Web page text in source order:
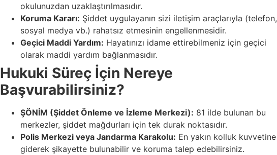
okulunuzdan uzaklaştırılmasıdır.
Koruma Kararı: Şiddet uygulayanın sizi iletişim araçlarıyla (telefon,
sosyal medya vb.) rahatsız etmesinin engellenmesidir.
Geçici Maddi Yardım: Hayatınızı idame ettirebilmeniz için geçici
olarak maddi yardım bağlanmasıdır.
Hukuki Süreç İçin Nereye
Başvurabilirsiniz?
ŞÖNİM (Şiddet Önleme ve İzleme Merkezi): 81 ilde bulunan bu
merkezler, şiddet mağdurları için tek durak noktasıdır.
Polis Merkezi veya Jandarma Karakolu: En yakın kolluk kuvvetine
giderek şikayette bulunabilir ve koruma talep edebilirsiniz.